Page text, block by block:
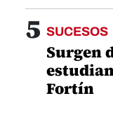
5 SUCESOS
Surgen
Fortín